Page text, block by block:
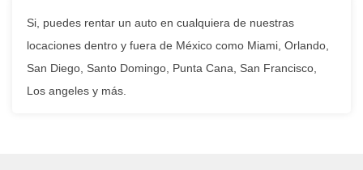
Si, puedes rentar un auto en cualquiera de nuestras
locaciones dentro y fuera de México como Miami, Orlando,
San Diego, Santo Domingo, Punta Cana, San Francisco,
Los angeles y más.